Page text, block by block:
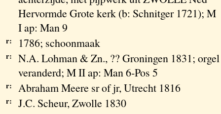
Hervormde Grote kerk (b: Schnitger 1721); M
I ap: Man 9
r: 1786; schoonmaak
r:
N.A. Lohman & Zn., ?? Groningen 1831; orgel
veranderd; M II ap: Man 6-Pos 5
r: Abraham Meere sr of jr, Utrecht 1816
r: J.C. Scheur, Zwolle 1830